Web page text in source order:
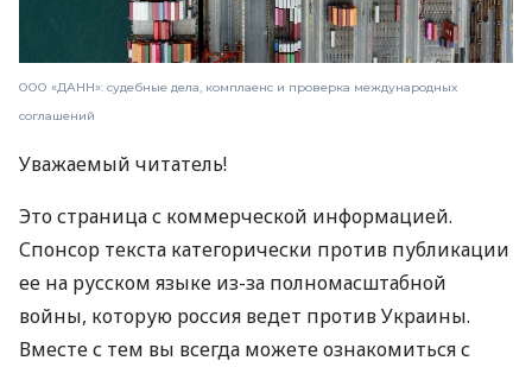
ООО «ДАНН»: судебные дела, комплаенс и проверка международных
соглашений
Уважаемый читатель!
Это страница с коммерческой информацией.
Спонсор текста категорически против публикации
ее на русском языке из-за полномасштабной
войны, которую россия ведет против Украины.
Вместе с тем вы всегда можете ознакомиться с